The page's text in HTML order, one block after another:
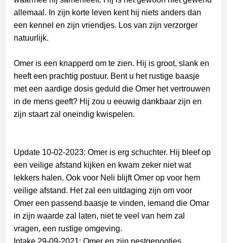
allemaal. In zijn korte leven kent hij niets anders dan
een kennel en zijn vriendjes. Los van zijn verzorger
natuurlijk.
Omer is een knapperd om te zien. Hij is groot, slank en
heeft een prachtig postuur. Bent u het rustige baasje
met een aardige dosis geduld die Omer het vertrouwen
in de mens geeft? Hij zou u eeuwig dankbaar zijn en
zijn staart zal oneindig kwispelen.
Update 10-02-2023: Omer is erg schuchter. Hij bleef op
een veilige afstand kijken en kwam zeker niet wat
lekkers halen. Ook voor Neli blijft Omer op voor hem
veilige afstand. Het zal een uitdaging zijn om voor
Omer een passend baasje te vinden, iemand die Omar
in zijn waarde zal laten, niet te veel van hem zal
vragen, een rustige omgeving.
Intake 29-09-2021: Omer en zijn nestgenootjes